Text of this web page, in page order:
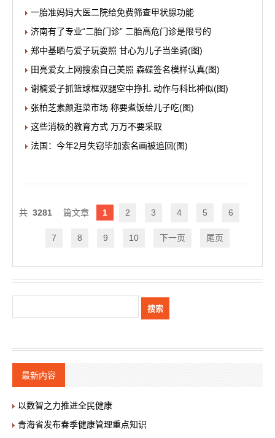
一胎准妈妈大医二院给免费筛查甲状腺功能
济南有了专业“二胎门诊” 二胎高危门诊是限号的
郑中基晒与爱子玩耍照 甘心为儿子当坐骑(图)
田亮爱女上网搜索自己美照 森碟签名模样认真(图)
谢楠爱子抓篮球框双腿空中挣扎 动作与科比神似(图)
张柏芝素颜逛菜市场 称要煮饭给儿子吃(图)
这些消极的教育方式 万万不要采取
法国：今年2月失窃毕加索名画被追回(图)
3281 1 2 3 4 5 6
7 8 9 10 下一页 尾页
最新内容
以数智之力推进全民健康
青海省发布春季健康管理重点知识